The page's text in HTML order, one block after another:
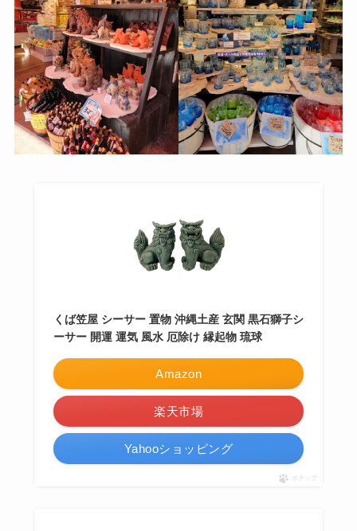
くば笠屋 シーサー 置物 沖縄土産 玄関 黒石獅子シ
ーサー 開運 運気 風水 厄除け 縁起物 琉球
Amazon
楽天市場
Yahooショッピング
ポチップ